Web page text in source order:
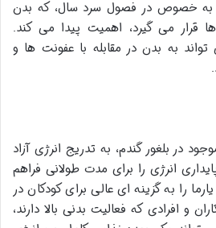
به خصوص در فصول سرد سال، که بدن
قرار می گیرد، اهمیت پیدا می کند.
به بدن در مقابله با عفونت ها و
در بلغور گندم، به تدریج انرژی آزاد
انرژی را برای مدت طولانی فراهم
را به گزینه ای عالی برای کودکان در
و افرادی که فعالیت بدنی بالا دارند،